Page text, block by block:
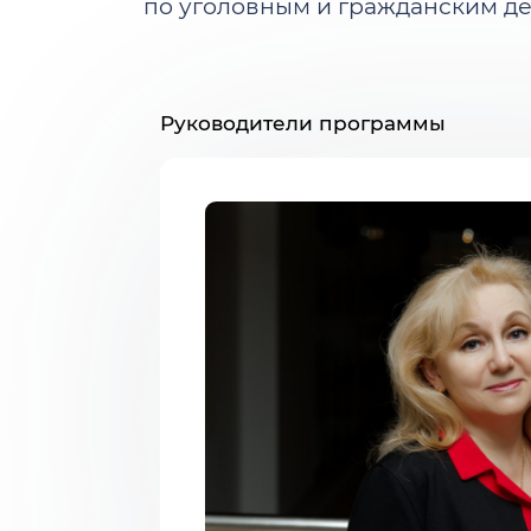
по уголовным и гражданским
Руководители программы